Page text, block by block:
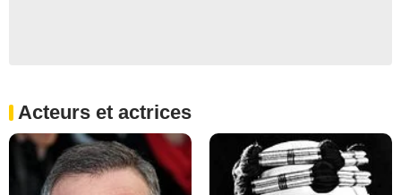
Acteurs et actrices